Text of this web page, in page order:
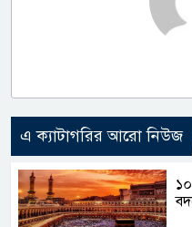
এ ক্যাটাগরির আরো নিউজ